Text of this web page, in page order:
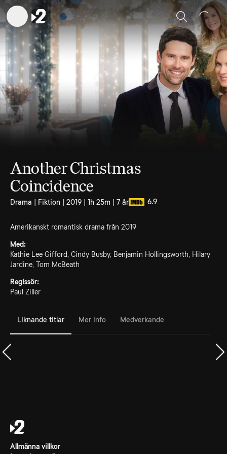
Sök
Another Christmas
Coincidence
Drama | Fiktion | 2019 | 1h 25m | 7 år 6.9
Amerikanskt romantisk drama från 2019
Med:
Kathie Lee Gifford, Cindy Busby, Benjamin Hollingsworth, Hilary
Jardine, Tom McBeath
Regissör:
Paul Ziller
Liknande titlar Mer info Medverkande
Allmänna villkor